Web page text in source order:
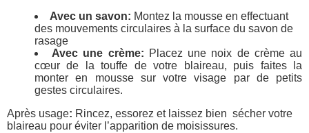
Avec un savon: Montez la mousse en effectuant
des mouvements circulaires à la surface du savon de
rasage
Avec une crème: Placez une noix de crème au
cœur de la touffe de votre blaireau, puis faites la
monter en mousse sur votre visage par de petits
gestes circulaires.
Après usage: Rincez, essorez et laissez bien sécher votre
blaireau pour éviter l’apparition de moisissures.